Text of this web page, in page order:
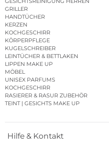
GRILLER
HANDTÜCHER
KERZEN
KOCHGESCHIRR
KÖRPERPFLEGE
KUGELSCHREIBER
LEINTÜCHER & BETTLAKEN
LIPPEN MAKE UP
MÖBEL
UNISEX PARFUMS
KOCHGESCHIRR
RASIERER & RASUR ZUBEHÖR
TEINT | GESICHTS MAKE UP
Hilfe & Kontakt